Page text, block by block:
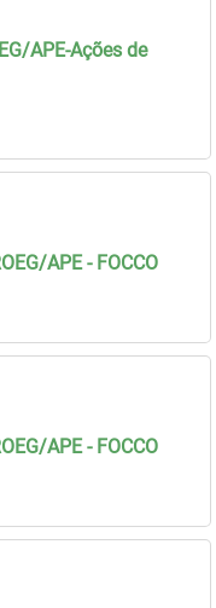
APE-Ações de
APE - FOCCO
APE - FOCCO